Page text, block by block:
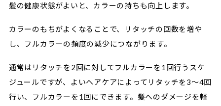
髪の健康状態がよいと、カラーの持ちも向上します。
カラーのもちがよくなることで、リタッチの回数を増や
し、フルカラーの頻度の減少につながります。
通常はリタッチを2回に対してフルカラーを1回行うスケ
ジュールですが、よいヘアケアによってリタッチを3～4回
行い、フルカラーを1回にできます。髪へのダメージを軽